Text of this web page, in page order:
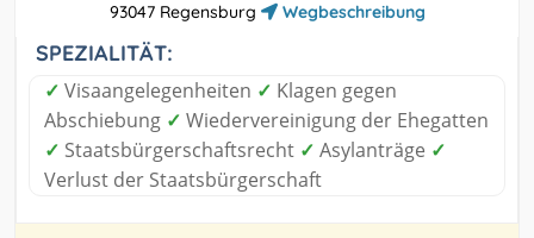
93047 Regensburg
Wegbeschreibung
SPEZIALITÄT:
✓ Visaangelegenheiten ✓ Klagen gegen
Abschiebung ✓ Wiedervereinigung der Ehegatten
✓ Staatsbürgerschaftsrecht ✓ Asylanträge ✓
Verlust der Staatsbürgerschaft